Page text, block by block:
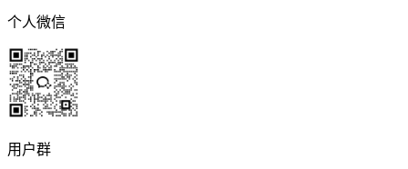
个人微信
用户群